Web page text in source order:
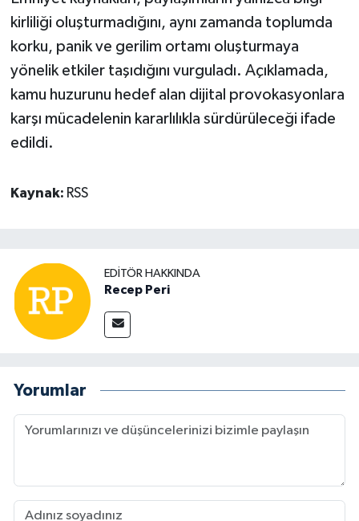
kirliliği oluşturmadığını, aynı zamanda toplumda
korku, panik ve gerilim ortamı oluşturmaya
yönelik etkiler taşıdığını vurguladı. Açıklamada,
kamu huzurunu hedef alan dijital provokasyonlara
karşı mücadelenin kararlılıkla sürdürüleceği ifade
edildi.
Kaynak: RSS
EDITÖR HAKKINDA
Recep Peri
Yorumlar